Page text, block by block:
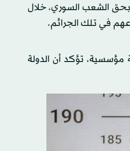
بحق الشعب ‏السوري، خلال
في تلك الجرائم.
مؤسسية، تؤكد أن الدولة